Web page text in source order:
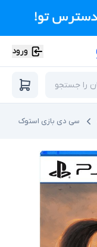
ورود
سی دی بازی استوک